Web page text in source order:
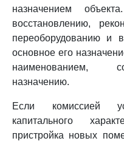
назначением
восстановлению,
переоборудованию и
основное его
наименованием,
назначению.
Если комиссией
капитального
пристройка новых